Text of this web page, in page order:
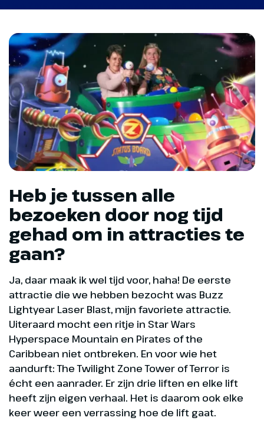
Heb je tussen alle
bezoeken door nog tijd
gehad om in attracties te
gaan?
Ja, daar maak ik wel tijd voor, haha! De eerste
attractie die we hebben bezocht was Buzz
Lightyear Laser Blast, mijn favoriete attractie.
Uiteraard mocht een ritje in Star Wars
Hyperspace Mountain en Pirates of the
Caribbean niet ontbreken. En voor wie het
aandurft: The Twilight Zone Tower of Terror is
écht een aanrader. Er zijn drie liften en elke lift
heeft zijn eigen verhaal. Het is daarom ook elke
keer weer een verrassing hoe de lift gaat.